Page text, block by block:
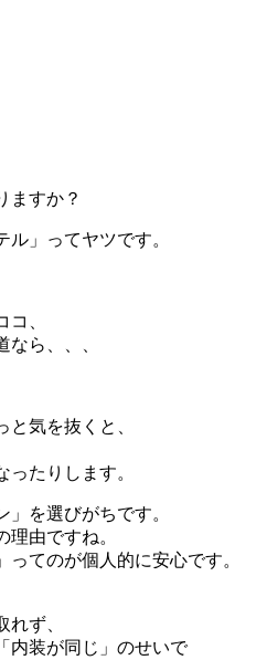
ますか？
」ってヤツです。
、
ら、、、
気を抜くと、
たりします。
を選びがちです。
理由ですね。
てのが個人的に安心です。
ず、
内装が同じ」のせいで